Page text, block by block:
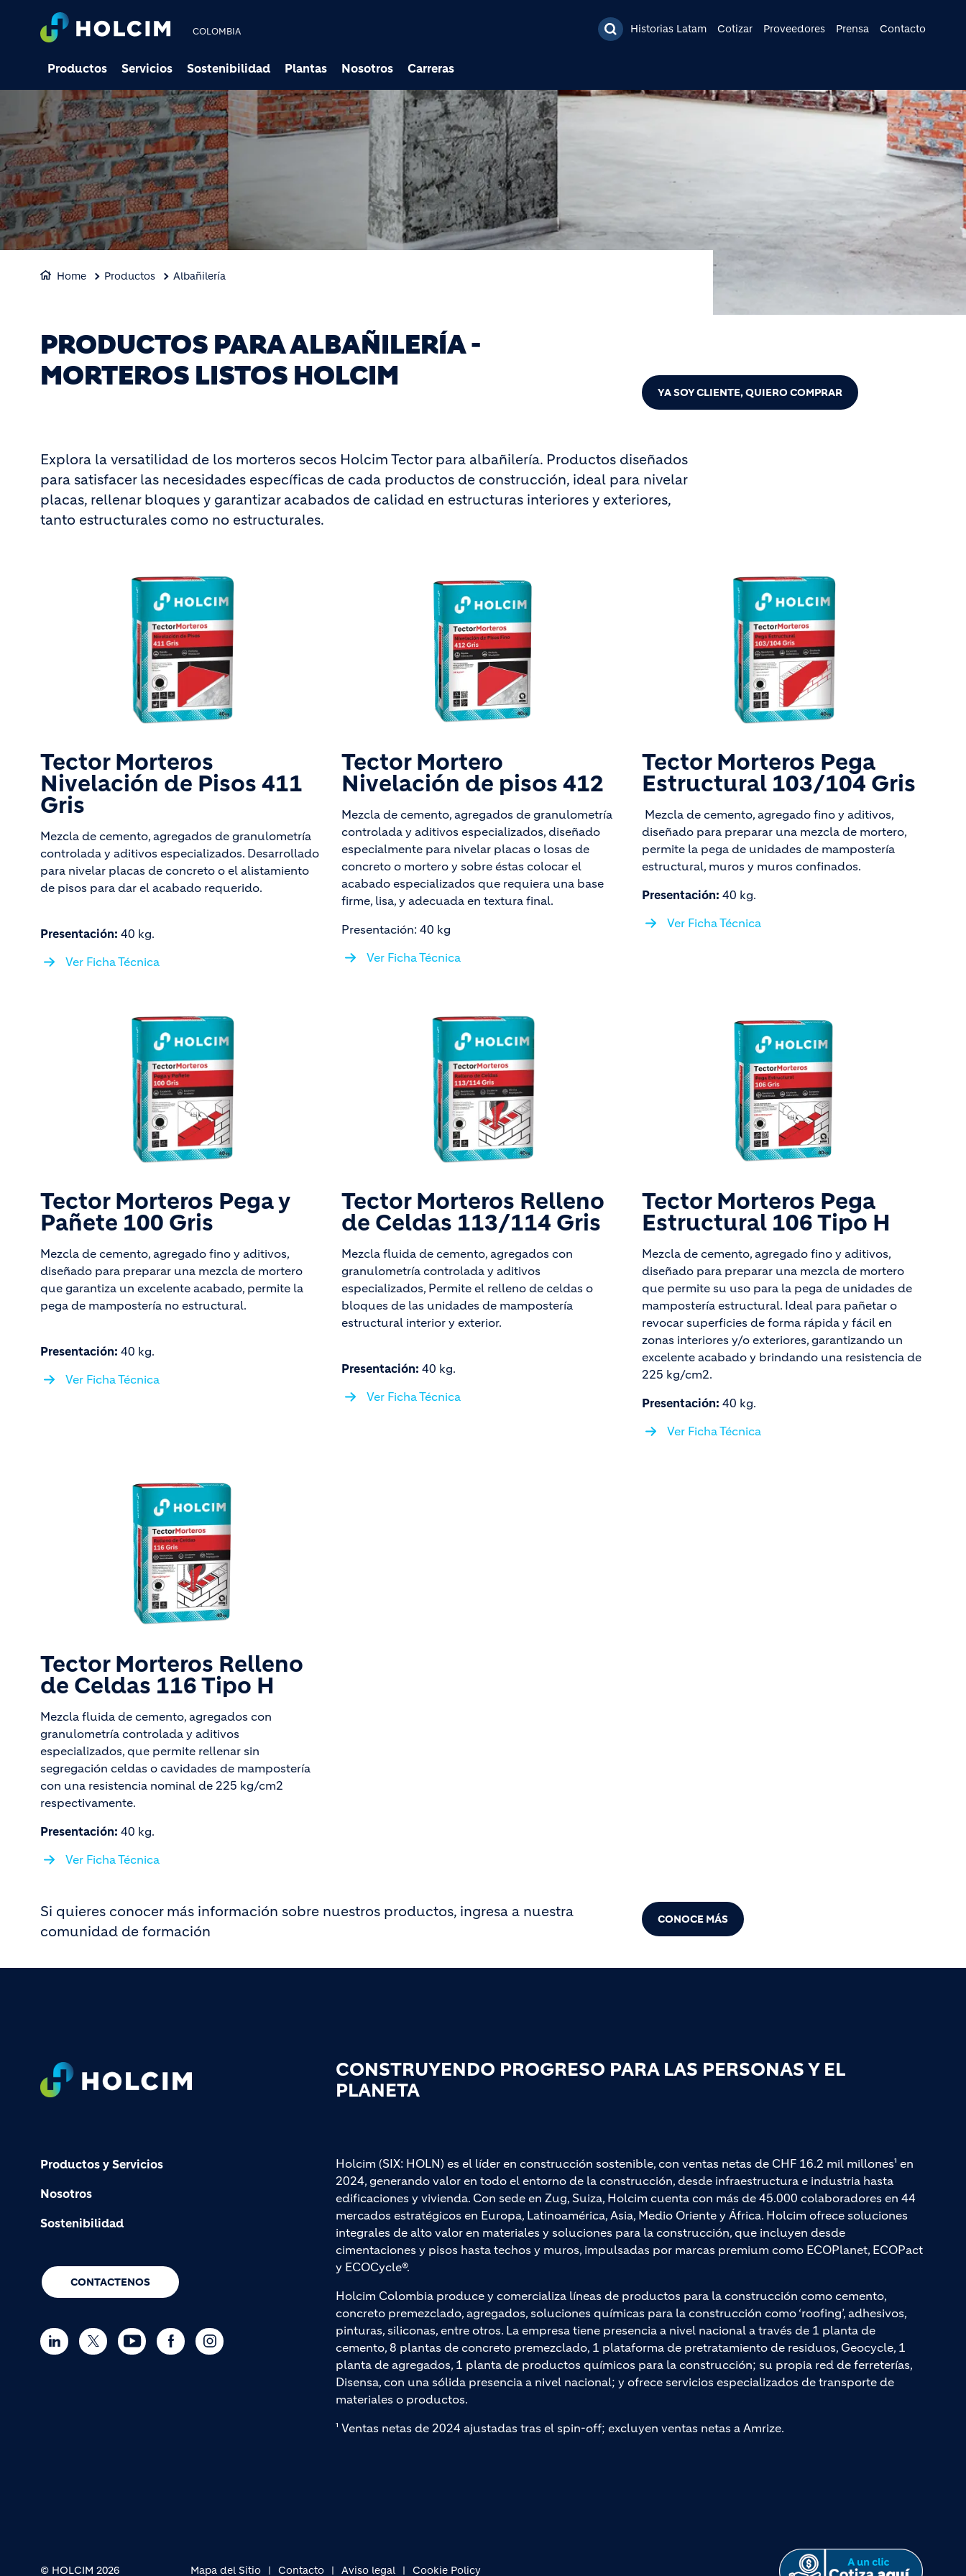
Pasar al contenido principal
COLOMBIA Historias Latam Cotizar Proveedores Prensa Contacto
Productos Servicios Sostenibilidad Plantas Nosotros Carreras
Home Productos Albañilería
PRODUCTOS PARA ALBAÑILERÍA -
MORTEROS LISTOS HOLCIM
YA SOY CLIENTE, QUIERO COMPRAR
Explora la versatilidad de los morteros secos Holcim Tector para albañilería. Productos diseñados
para satisfacer las necesidades específicas de cada productos de construcción, ideal para nivelar
placas, rellenar bloques y garantizar acabados de calidad en estructuras interiores y exteriores,
tanto estructurales como no estructurales.
Tector Morteros
Nivelación de Pisos 411
Gris
Mezcla de cemento, agregados de granulometría
controlada y aditivos especializados. Desarrollado
para nivelar placas de concreto o el alistamiento
de pisos para dar el acabado requerido.
Presentación: 40 kg.
Ver Ficha Técnica
Tector Mortero
Nivelación de pisos 412
Mezcla de cemento, agregados de granulometría
controlada y aditivos especializados, diseñado
especialmente para nivelar placas o losas de
concreto o mortero y sobre éstas colocar el
acabado especializados que requiera una base
firme, lisa, y adecuada en textura final.
Presentación: 40 kg
Ver Ficha Técnica
Tector Morteros Pega
Estructural 103/104 Gris
Mezcla de cemento, agregado fino y aditivos,
diseñado para preparar una mezcla de mortero,
permite la pega de unidades de mampostería
estructural, muros y muros confinados.
Presentación:40 kg.
Ver Ficha Técnica
Tector Morteros Pega y
Pañete 100 Gris
Mezcla de cemento, agregado fino y aditivos,
diseñado para preparar una mezcla de mortero
que garantiza un excelente acabado, permite la
pega de mampostería no estructural.
Presentación: 40 kg.
Ver Ficha Técnica
Tector Morteros Relleno
de Celdas 113/114 Gris
Mezcla fluida de cemento, agregados con
granulometría controlada y aditivos
especializados, Permite el relleno de celdas o
bloques de las unidades de mampostería
estructural interior y exterior.
Presentación: 40 kg.
Ver Ficha Técnica
Tector Morteros Pega
Estructural 106 Tipo H
Mezcla de cemento, agregado fino y aditivos,
diseñado para preparar una mezcla de mortero
que permite su uso para la pega de unidades de
mampostería estructural. Ideal para pañetar o
revocar superficies de forma rápida y fácil en
zonas interiores y/o exteriores, garantizando un
excelente acabado y brindando una resistencia de
225 kg/cm2.
Presentación: 40 kg.
Ver Ficha Técnica
Tector Morteros Relleno
de Celdas 116 Tipo H
Mezcla fluida de cemento, agregados con
granulometría controlada y aditivos
especializados, que permite rellenar sin
segregación celdas o cavidades de mampostería
con una resistencia nominal de 225 kg/cm2
respectivamente.
Presentación: 40 kg.
Ver Ficha Técnica
Si quieres conocer más información sobre nuestros productos, ingresa a nuestra
comunidad de formación
CONOCE MÁS
CONSTRUYENDO PROGRESO PARA LAS PERSONAS Y EL
PLANETA
Productos y Servicios
Nosotros
Sostenibilidad
CONTACTENOS
Holcim (SIX: HOLN) es el líder en construcción sostenible, con ventas netas de CHF 16.2 mil millones¹ en
2024, generando valor en todo el entorno de la construcción, desde infraestructura e industria hasta
edificaciones y vivienda. Con sede en Zug, Suiza, Holcim cuenta con más de 45.000 colaboradores en 44
mercados estratégicos en Europa, Latinoamérica, Asia, Medio Oriente y África. Holcim ofrece soluciones
integrales de alto valor en materiales y soluciones para la construcción, que incluyen desde
cimentaciones y pisos hasta techos y muros, impulsadas por marcas premium como ECOPlanet, ECOPact
y ECOCycle®.
Holcim Colombia produce y comercializa líneas de productos para la construcción como cemento,
concreto premezclado, agregados, soluciones químicas para la construcción como ‘roofing’, adhesivos,
pinturas, siliconas, entre otros. La empresa tiene presencia a nivel nacional a través de 1 planta de
cemento, 8 plantas de concreto premezclado, 1 plataforma de pretratamiento de residuos, Geocycle, 1
planta de agregados, 1 planta de productos químicos para la construcción; su propia red de ferreterías,
Disensa, con una sólida presencia a nivel nacional; y ofrece servicios especializados de transporte de
materiales o productos.
¹ Ventas netas de 2024 ajustadas tras el spin-off; excluyen ventas netas a Amrize.
© HOLCIM 2026 Mapa del Sitio Contacto Aviso legal Cookie Policy